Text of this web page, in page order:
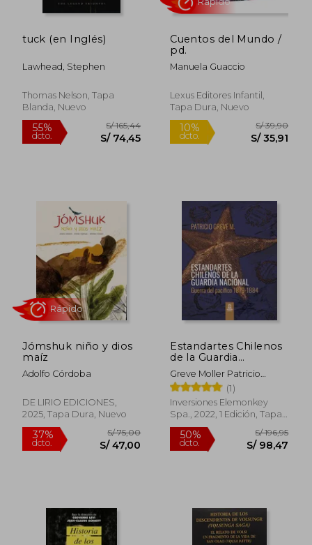
55%
dcto.
S/ 167,84
S/ 75,53
55%
dcto.
tuck (en Inglés)
Lawhead, Stephen
Thomas Nelson, Tapa
Blanda, Nuevo
Cuentos del Mundo /
pd.
Manuela Guaccio
Lexus Editores Infantil,
Tapa Dura, Nuevo
Jómshuk niño y dios
maíz
Adolfo Córdoba
DE LIRIO EDICIONES,
2025, Tapa Dura, Nuevo
Estandartes Chilenos
de la Guardia
Nacional. Guerra del
Pacífico 1879-1884.
FULL COLOR.
Greve Moller Patricio
Roberto
(1)
Inversiones Elemonkey
Spa., 2022, 1 Edición, Tapa
Blanda, Nuevo